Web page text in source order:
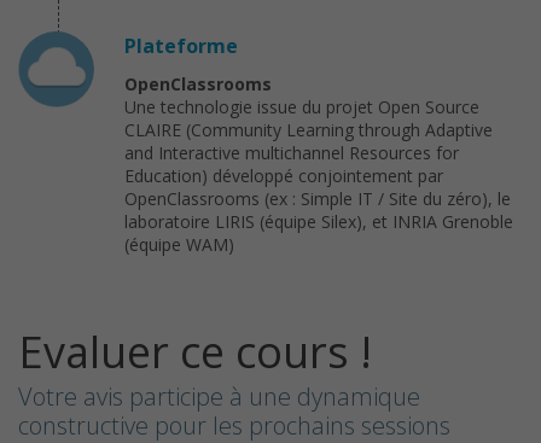
Plateforme
OpenClassrooms
Une technologie issue du projet Open Source
CLAIRE (Community Learning through Adaptive
and Interactive multichannel Resources for
Education) développé conjointement par
OpenClassrooms (ex : Simple IT / Site du zéro), le
laboratoire LIRIS (équipe Silex), et INRIA Grenoble
(équipe WAM)
Evaluer ce cours !
Votre avis participe à une dynamique
constructive pour les prochains sessions